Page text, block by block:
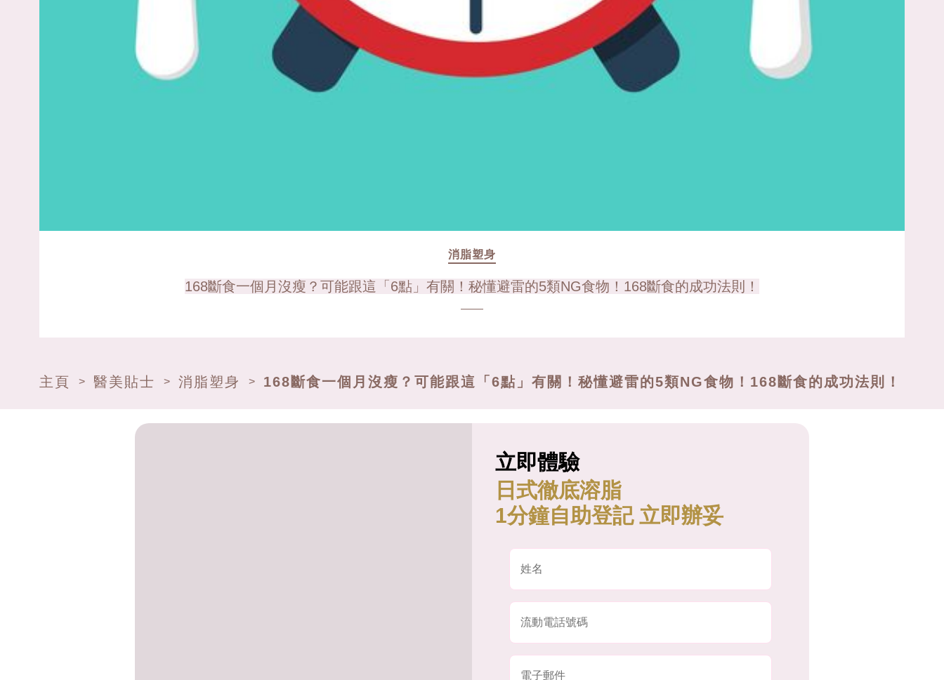
消脂塑身
168斷食一個月沒瘦？可能跟這「6點」有關！秘懂避雷的5類NG食物！168斷食的成功法則！
主頁 > 醫美貼士 > 消脂塑身 > 168斷食一個月沒瘦？可能跟這「6點」有關！秘懂避雷的5類NG食物！168斷食的成功法則！
立即體驗
日式徹底溶脂
1分鐘自助登記 立即辦妥